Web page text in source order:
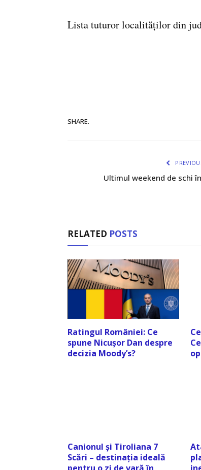
Lista tuturor localităților din
SHARE.
Ultimul weekend de schi
RELATED POSTS
Ratingul României: Ce
spune Nicușor Dan despre
decizia Moody’s?
Canionul și Tiroliana 7
Scări – destinația ideală